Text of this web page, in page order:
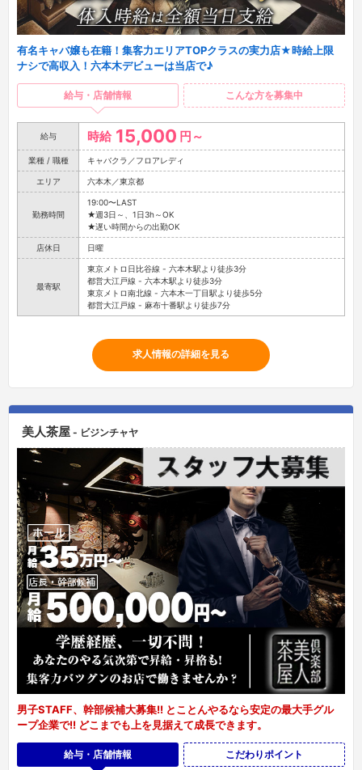
有名キャバ嬢も在籍！集客力エリアTOPクラスの実力店★時給上限
ナシで高収入！六本木デビューは当店で♪
給与・店舗情報 こんな方を募集中
給与 時給 15,000 円～
業種 / 職種 キャバクラ／フロアレディ
エリア 六本木／東京都
勤務時間
19:00〜LAST
★週3日～、1日3h～OK
★遅い時間からの出勤OK
店休日 日曜
最寄駅
東京メトロ日比谷線 - 六本木駅より徒歩3分
都営大江戸線 - 六本木駅より徒歩3分
東京メトロ南北線 - 六本木一丁目駅より徒歩5分
都営大江戸線 - 麻布十番駅より徒歩7分
求人情報の詳細を見る
美人茶屋 - ビジンチャヤ
男子STAFF、幹部候補大募集!! とことんやるなら安定の最大手グル
ープ企業で!! どこまでも上を見据えて成長できます。
給与・店舗情報 こだわりポイント